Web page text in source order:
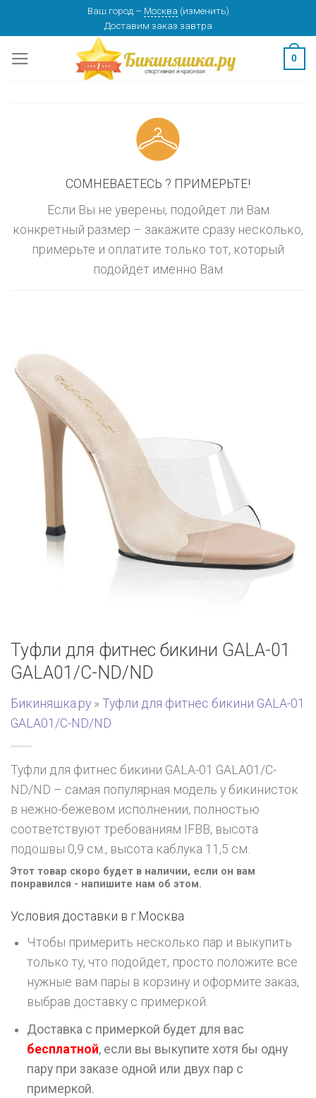
content
Ваш город – Москва (изменить)
Доставим заказ завтра
0
СОМНЕВАЕТЕСЬ ? ПРИМЕРЬТЕ!
Если Вы не уверены, подойдет ли Вам
конкретный размер – закажите сразу несколько,
примерьте и оплатите только тот, который
подойдет именно Вам
Туфли для фитнес бикини GALA-01
GALA01/C-ND/ND
Бикиняшка.ру » Туфли для фитнес бикини GALA-01
GALA01/C-ND/ND
Туфли для фитнес бикини GALA-01 GALA01/C-
ND/ND – самая популярная модель у бикинисток
в нежно-бежевом исполнении, полностью
соответствуют требованиям IFBB, высота
подошвы 0,9 см., высота каблука 11,5 см.
Этот товар скоро будет в наличии, если он вам
понравился - напишите нам об этом.
изменить
Условия доставки в г. Москва
Чтобы примерить несколько пар и выкупить
только ту, что подойдет, просто положите все
нужные вам пары в корзину и оформите заказ,
выбрав доставку с примеркой.
Доставка с примеркой будет для вас
бесплатной, если вы выкупите хотя бы одну
пару при заказе одной или двух пар с
примеркой.